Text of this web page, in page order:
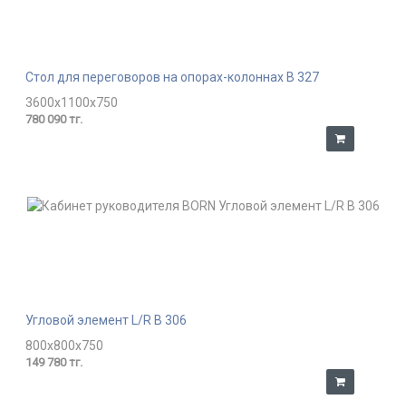
Стол для переговоров на опорах-колоннах В 327
3600x1100x750
780 090 тг.
Угловой элемент L/R В 306
800x800x750
149 780 тг.